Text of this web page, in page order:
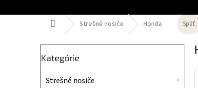
DomovStrešné nosiče Honda Späť
č
Preskočiť
Kategórie
Strešné nosiče